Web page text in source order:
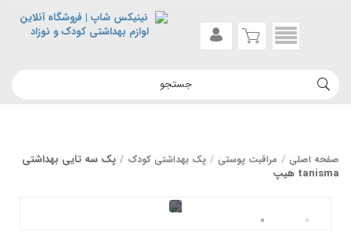
صفحه اصلی مراقبت پوستی پک بهداشتی کودک
پک سه تایی بهداشتی
tanisma هیپ